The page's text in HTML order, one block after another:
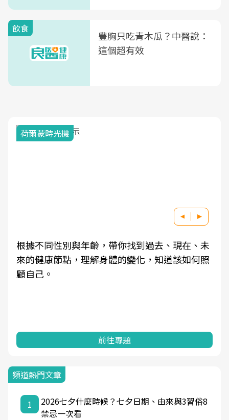
飲食
豐胸只吃青木瓜？中醫說：
這個超有效
荷爾蒙時光機
根據不同性別與年齡，帶你找到過去、現在、未
來的健康節點，理解身體的變化，知道該如何照
顧自己。
前往專題
頻道熱門文章
1
2026七夕什麼時候？七夕日期、由來與3習俗8
禁忌一次看